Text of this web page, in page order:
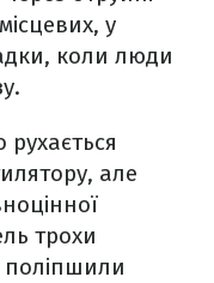
у
коли люди
рухається
але
трохи
поліпшили